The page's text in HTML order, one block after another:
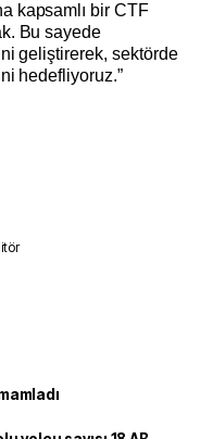
kapsamlı bir CTF
Bu sayede
geliştirerek, sektörde
hedefliyoruz.”